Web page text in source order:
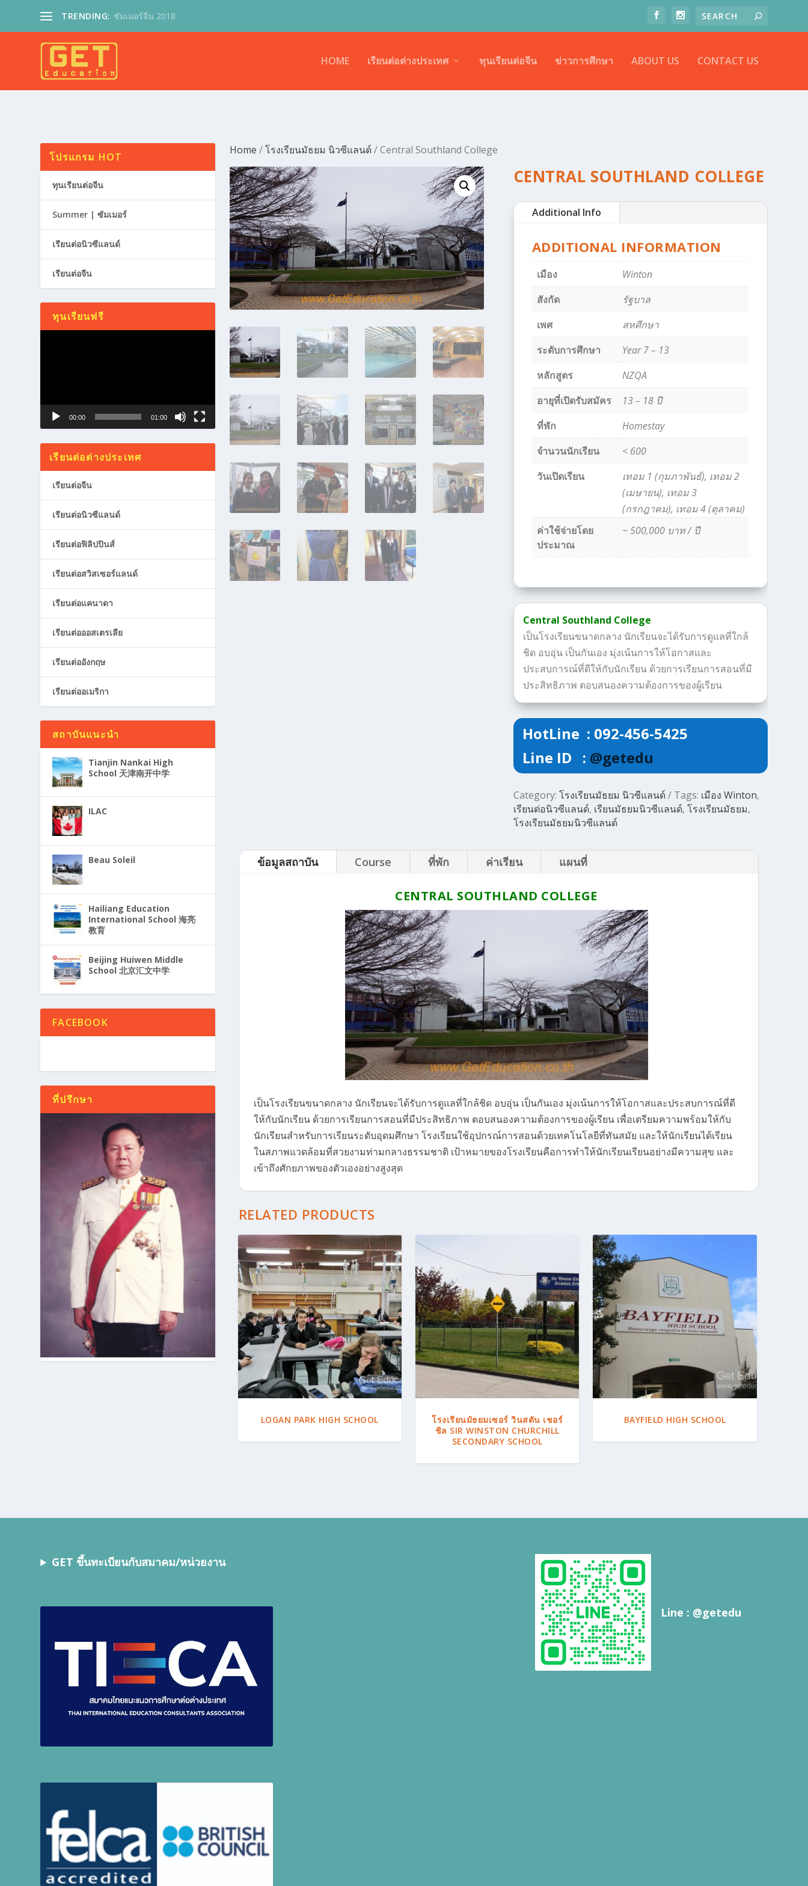
TRENDING: ซัมเมอร์จีน 2018
HOME เรียนต่อต่างประเทศ ทุนเรียนต่อจีน ข่าวการศึกษา ABOUT US CONTACT US
Home /โรงเรียนมัธยม นิวซีแลนด์/ Central Southland College
CENTRAL SOUTHLAND COLLEGE
Additional Info
ADDITIONAL INFORMATION
เมือง
Winton
สังกัด
รัฐบาล
เพศ
สหศึกษา
ระดับการศึกษา
Year 7 – 13
หลักสูตร
NZQA
อายุที่เปิดรับสมัคร
13 – 18 ปี
ที่พัก
Homestay
จำนวนนักเรียน
< 600
วันเปิดเรียน
เทอม 1 (กุมภาพันธ์), เทอม 2
(เมษายน), เทอม 3
(กรกฎาคม), เทอม 4 (ตุลาคม)
ค่าใช้จ่ายโดย
ประมาณ
~ 500,000 บาท / ปี
Central Southland College
เป็นโรงเรียนขนาดกลาง นักเรียนจะได้รับการดูแลที่ใกล้
ชิด อบอุ่น เป็นกันเอง มุ่งเน้นการให้โอกาสและ
ประสบการณ์ที่ดีให้กับนักเรียน ด้วยการเรียนการสอนที่มี
ประสิทธิภาพ ตอบสนองความต้องการของผู้เรียน
HotLine : 092-456-5425
Line ID : @getedu
Category: โรงเรียนมัธยม นิวซีแลนด์ Tags: เมือง Winton,
เรียนต่อนิวซีแลนด์, เรียนมัธยมนิวซีแลนด์, โรงเรียนมัธยม,
โรงเรียนมัธยมนิวซีแลนด์
ข้อมูลสถาบัน Course ที่พัก ค่าเรียน แผนที่
CENTRAL SOUTHLAND COLLEGE
เป็นโรงเรียนขนาดกลาง นักเรียนจะได้รับการดูแลที่ใกล้ชิด อบอุ่น เป็นกันเอง มุ่งเน้นการให้โอกาสและประสบการณ์ที่ดี
ให้กับนักเรียน ด้วยการเรียนการสอนที่มีประสิทธิภาพ ตอบสนองความต้องการของผู้เรียน เพื่อเตรียมความพร้อมให้กับ
นักเรียนสำหรับการเรียนระดับอุดมศึกษา โรงเรียนใช้อุปกรณ์การสอนด้วยเทคโนโลยีที่ทันสมัย และให้นักเรียนได้เรียน
ในสภาพแวดล้อมที่สวยงามท่ามกลางธรรมชาติ เป้าหมายของโรงเรียนคือการทำให้นักเรียนเรียนอย่างมีความสุข และ
เข้าถึงศักยภาพของตัวเองอย่างสูงสุด
RELATED PRODUCTS
LOGAN PARK HIGH SCHOOL
โรงเรียนมัธยมเซอร์ วินสตัน เชอร์
ชิล SIR WINSTON CHURCHILL
SECONDARY SCHOOL
BAYFIELD HIGH SCHOOL
โปรแกรม HOT
ทุนเรียนต่อจีน
Summer | ซัมเมอร์
เรียนต่อนิวซีแลนด์
เรียนต่อจีน
ทุนเรียนฟรี
00:00 01:00
เรียนต่อต่างประเทศ
เรียนต่อจีน
เรียนต่อนิวซีแลนด์
เรียนต่อฟิลิปปินส์
เรียนต่อสวิสเซอร์แลนด์
เรียนต่อแคนาดา
เรียนต่อออสเตรเลีย
เรียนต่ออังกฤษ
เรียนต่ออเมริกา
สถาบันแนะนำ
Tianjin Nankai High
School 天津南开中学
ILAC
Beau Soleil
Hailiang Education
International School 海亮
教育
Beijing Huiwen Middle
School 北京汇文中学
FACEBOOK
ที่ปรึกษา
GET ขึ้นทะเบียนกับสมาคม/หน่วยงาน
Line : @getedu